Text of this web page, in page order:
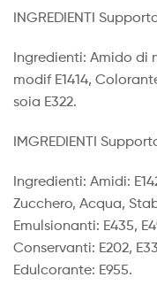
INGREDIENTI
Ingredienti: Amido di
modif E1414,
soia E322.
IMGREDIENTI
Ingredienti: Amidi:
Zucchero, Acqua,
Emulsionanti: E435,
Conservanti: E202,
Edulcorante: E955.